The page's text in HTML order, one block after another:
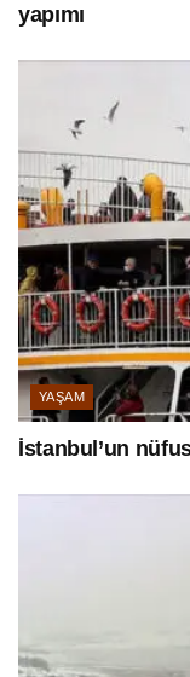
yapımı
YAŞAM
İstanbul’un